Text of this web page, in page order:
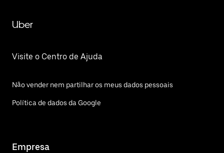
Uber
Visite o Centro de Ajuda
Não vender nem partilhar os meus dados pessoais
Política de dados da Google
Empresa